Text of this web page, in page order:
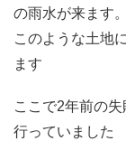
の雨水が来ます。
このような土地
ます
ここで2年前の
行っていました